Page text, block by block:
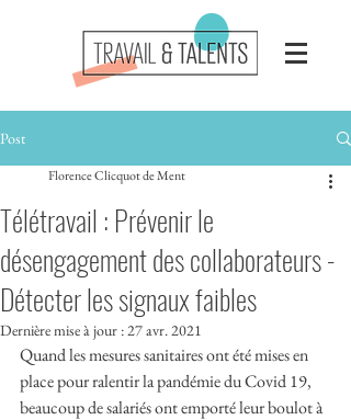
Post
Télétravail : Prévenir le
désengagement des collaborateurs -
Détecter les signaux faibles
Florence Clicquot de Ment
Dernière mise à jour :27 avr. 2021
Quand les mesures sanitaires ont été mises en
place pour ralentir la pandémie du Covid 19,
beaucoup de salariés ont emporté leur boulot à